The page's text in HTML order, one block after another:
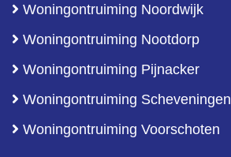
Woningontruiming Noordwijk
Woningontruiming Nootdorp
Woningontruiming Pijnacker
Woningontruiming Scheveningen
Woningontruiming Voorschoten